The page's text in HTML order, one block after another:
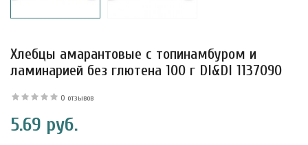
Хлебцы амарантовые с топинамбуром и
ламинарией без глютена 100 г DI&DI 1137090
0 отзывов
5.69 руб.